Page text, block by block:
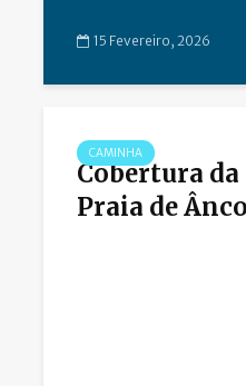
15 Fevereiro, 2026
CAMINHA
Cobertura
Praia de